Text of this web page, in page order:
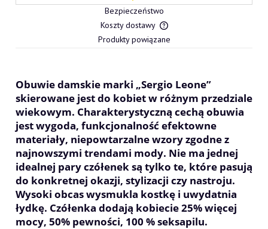
Bezpieczeństwo
Koszty dostawy
Produkty powiązane
Obuwie damskie marki „Sergio Leone”
skierowane jest do kobiet w różnym przedziale
wiekowym. Charakterystyczną cechą obuwia
jest wygoda, funkcjonalność efektowne
materiały, niepowtarzalne wzory zgodne z
najnowszymi trendami mody. Nie ma jednej
idealnej pary czółenek są tylko te, które pasują
do konkretnej okazji, stylizacji czy nastroju.
Wysoki obcas wysmukla kostkę i uwydatnia
łydkę. Czółenka dodają kobiecie 25% więcej
mocy, 50% pewności, 100 % seksapilu.